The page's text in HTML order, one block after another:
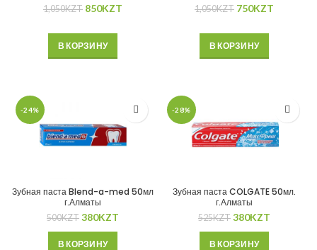
1,050KZT 850KZT
В КОРЗИНУ
1,050KZT 750KZT
В КОРЗИНУ
-24%
Зубная паста Blend-a-med 50мл
г.Алматы
500KZT 380KZT
В КОРЗИНУ
-28%
Зубная паста COLGATE 50мл.
г.Алматы
525KZT 380KZT
В КОРЗИНУ